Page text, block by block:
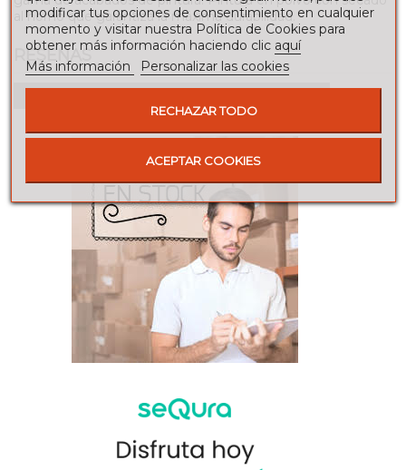
al horno que garantiza la máxima durabilidad.
RESEÑAS
modificar tus opciones de consentimiento en cualquier
momento y visitar nuestra Política de Cookies para
obtener más información haciendo clic aquí
Más información
Personalizar las cookies
RECHAZAR TODO
ACEPTAR COOKIES